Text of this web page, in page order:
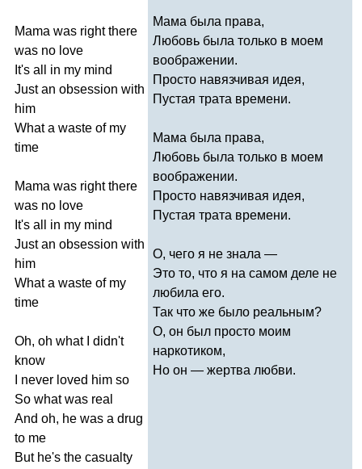
Mama was right there
was no love
It's all in my mind
Just an obsession with
him
What a waste of my
time
Mama was right there
was no love
It's all in my mind
Just an obsession with
him
What a waste of my
time
Oh, oh what
didn't
know
never loved him so
So what was real
And oh, he was a drug
to me
But he's the casualty
Мама была права,
Любовь была только в моем
воображении.
Просто навязчивая идея,
Пустая трата времени.
Мама была права,
Любовь была только в моем
воображении.
Просто навязчивая идея,
Пустая трата времени.
О, чего я не знала —
Это то, что я на самом деле не
любила его.
Так что же было реальным?
О, он был просто моим
наркотиком,
Но он — жертва любви.